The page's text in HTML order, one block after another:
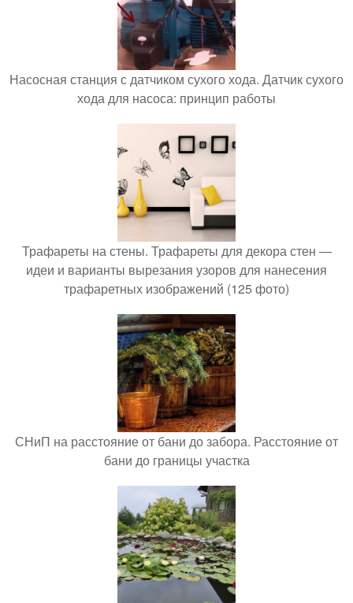
Насосная станция с датчиком сухого хода. Датчик сухого
хода для насоса: принцип работы
Трафареты на стены. Трафареты для декора стен —
идеи и варианты вырезания узоров для нанесения
трафаретных изображений (125 фото)
СНиП на расстояние от бани до забора. Расстояние от
бани до границы участка